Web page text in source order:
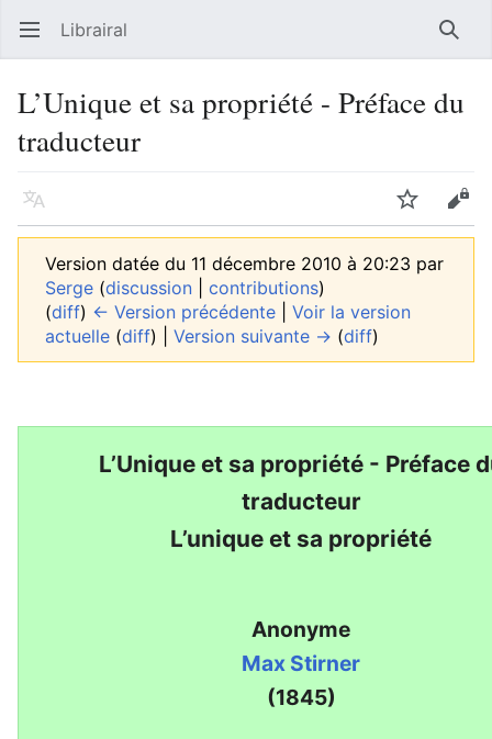
Ouvrir le menu principal Librairal
L’Unique et sa propriété - Préface du
traducteur
Langue Suivre
Version datée du 11 décembre 2010 à 20:23 par
Serge (discussion contributions)
(diff) ← Version précédente
Voir la version
actuelle (diff) | Version suivante → (diff)
L’Unique et sa propriété - Préface
traducteur
L’unique et sa propriété
Anonyme
Max Stirner
(1845)